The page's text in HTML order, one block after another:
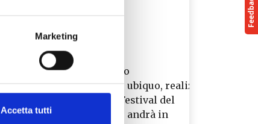
Marketing
Accetta tutti
In occasione
dell’allestimento
dello spettacolo ubiquo, realizzato
per Collinarea Festival del
Suono 2024, che andrà in